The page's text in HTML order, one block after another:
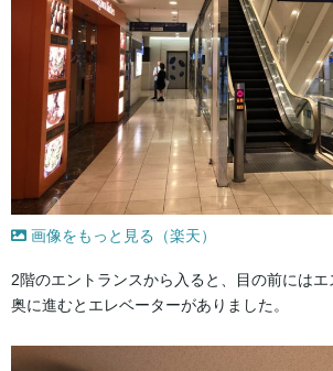
画像をもっと見る（楽天）
2階のエントランスから入ると、目の前には
奥に進むとエレベーターがありました。